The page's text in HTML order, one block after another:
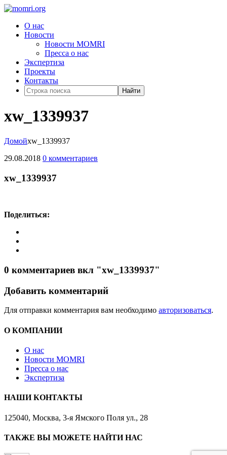
О нас
Новости
Новости MOMRI
Пресса о нас
Экспертиза
Проекты
Контакты
Найти
xw_1339937
Домойxw_1339937
29.08.2018 0 комментариев
xw_1339937
Поделиться:
0 комментариев вкл "xw_1339937"
Добавить комментарий
Для отправки комментария вам необходимо авторизоваться.
О КОМПАНИИ
О нас
Новости MOMRI
Пресса о нас
Экспертиза
НАШИ КОНТАКТЫ
125040, Москва, 3-я Ямского Поля ул., 28
ТАКЖЕ ВЫ МОЖЕТЕ НАЙТИ НАС